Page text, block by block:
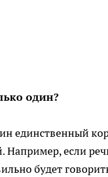
один?
единственный
Например, если
будет